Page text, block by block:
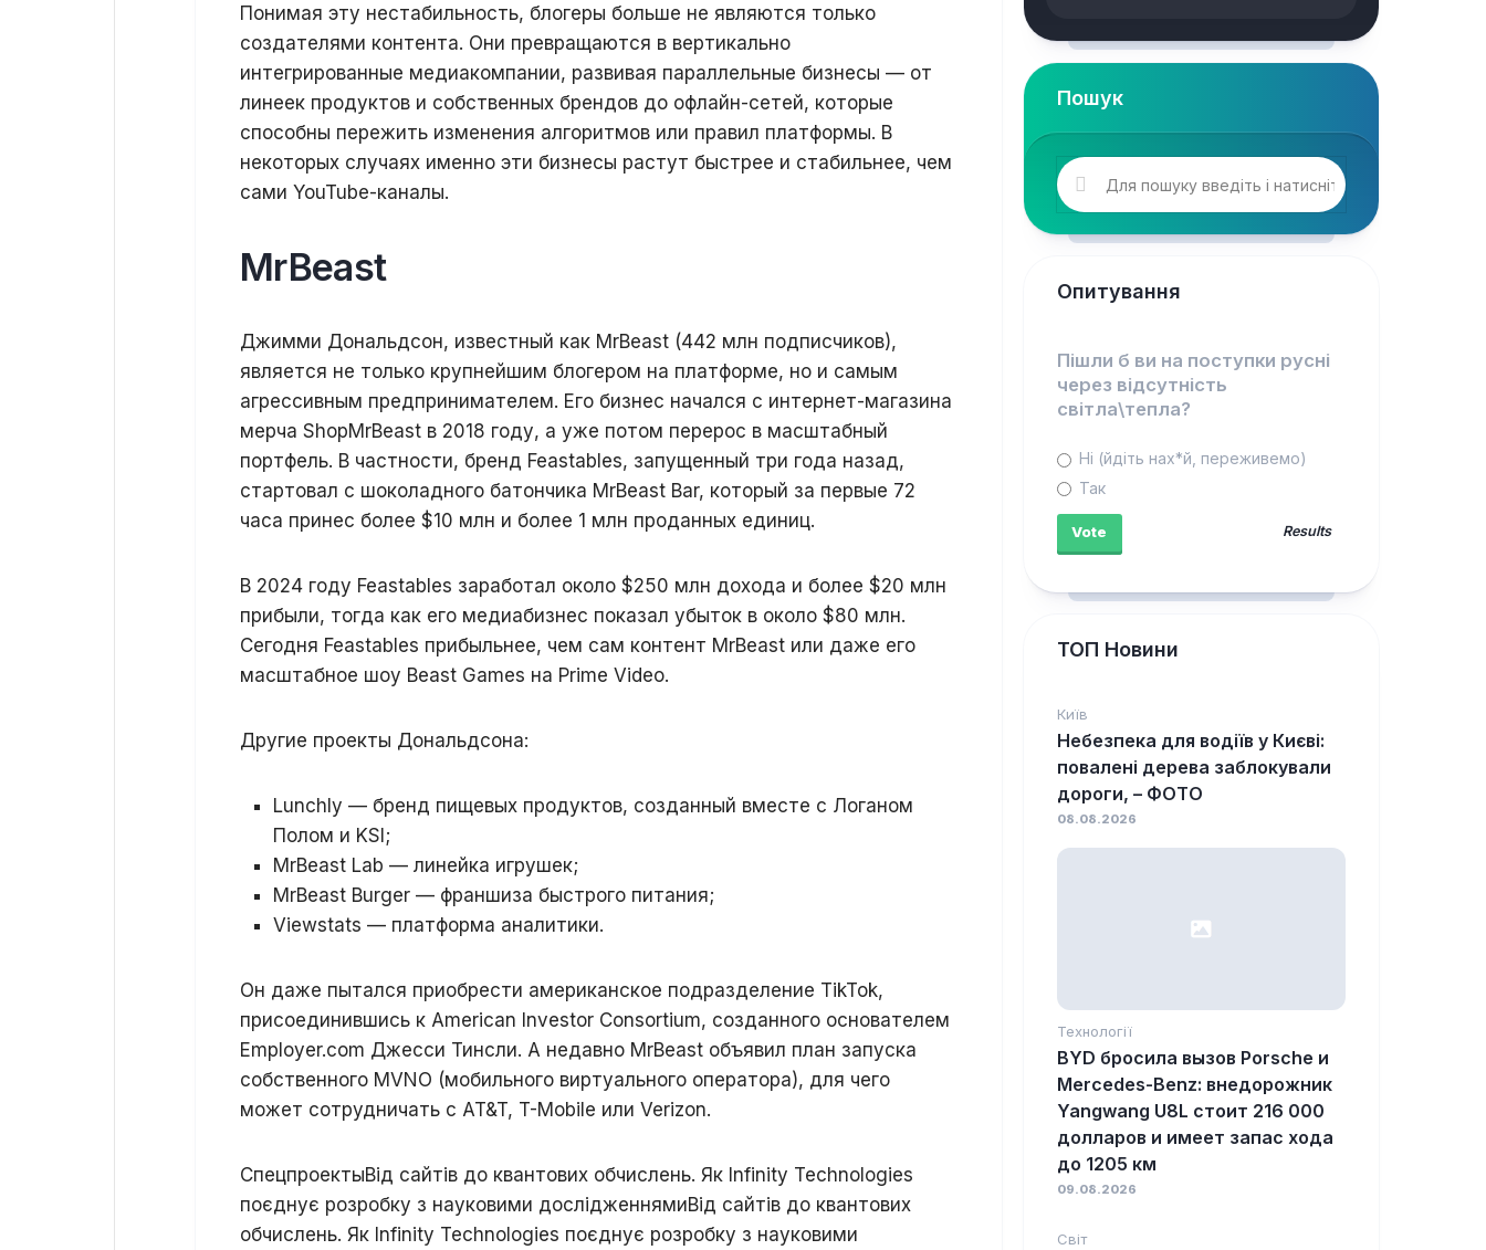
Понимая эту нестабильность, блогеры больше не являются только
создателями контента. Они превращаются в вертикально
интегрированные медиакомпании, развивая параллельные бизнесы — от
линеек продуктов и собственных брендов до офлайн-сетей, которые
способны пережить изменения алгоритмов или правил платформы. В
некоторых случаях именно эти бизнесы растут быстрее и стабильнее, чем
сами YouTube-каналы.
MrBeast
Джимми Дональдсон, известный как MrBeast (442 млн подписчиков),
является не только крупнейшим блогером на платформе, но и самым
агрессивным предпринимателем. Его бизнес начался с интернет-магазина
мерча ShopMrBeast в 2018 году, а уже потом перерос в масштабный
портфель. В частности, бренд Feastables, запущенный три года назад,
стартовал с шоколадного батончика MrBeast Bar, который за первые 72
часа принес более $10 млн и более 1 млн проданных единиц.
В 2024 году Feastables заработал около $250 млн дохода и более $20 млн
прибыли, тогда как его медиабизнес показал убыток в около $80 млн.
Сегодня Feastables прибыльнее, чем сам контент MrBeast или даже его
масштабное шоу Beast Games на Prime Video.
Другие проекты Дональдсона:
Lunchly — бренд пищевых продуктов, созданный вместе с Логаном
Полом и KSI;
MrBeast Lab — линейка игрушек;
MrBeast Burger — франшиза быстрого питания;
Viewstats — платформа аналитики.
Он даже пытался приобрести американское подразделение TikTok,
присоединившись к American Investor Consortium, созданного основателем
Employer.com Джесси Тинсли. А недавно MrBeast объявил план запуска
собственного MVNO (мобильного виртуального оператора), для чего
может сотрудничать с AT&T, T-Mobile или Verizon.
СпецпроектыВід сайтів до квантових обчислень. Як Infinity Technologies
поєднує розробку з науковими дослідженнямиВід сайтів до квантових
обчислень. Як Infinity Technologies поєднує розробку з науковими
Пошук
Опитування
Пішли б ви на поступки русні
через відсутність
світла\тепла?
Ні (йдіть нах*й, переживемо)
Так
Results
ТОП Новини
Київ
Небезпека для водіїв у Києві:
повалені дерева заблокували
дороги, – ФОТО
08.08.2026
Технології
BYD бросила вызов Porsche и
Mercedes-Benz: внедорожник
Yangwang U8L стоит 216 000
долларов и имеет запас хода
до 1205 км
09.08.2026
Світ